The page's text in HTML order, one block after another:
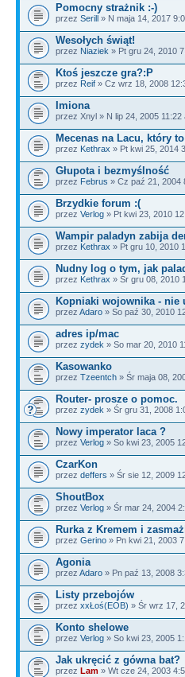
Pomocny strażnik :-)
przez Serill » N maja 14, 2017
Wesołych świąt!
przez Niaziek » Pt gru 24, 2010
Ktoś jeszcze gra?:P
przez Reif » Cz wrz 18, 2008
Imiona
przez Xnyl » N lip 24, 2005 11:22
Mecenas na Lacu, który
przez Kethrax » Pt kwi 25, 2014
Głupota i bezmyślność
przez Februs » Cz paź 21, 2004
Brzydkie forum :(
przez Verlog » Pt kwi 23, 2010
Wampir paladyn zabija
przez Kethrax » Pt gru 10, 2010
Nudny log o tym, jak
przez Kethrax » Śr gru 08, 2010
Kopniaki wojownika - nie
przez Adaro » So paź 30, 2010
adres ip/mac
przez zydek » So mar 20, 2010
Kasowanko
przez Tzeentch » Śr maja 08,
Router- prosze o pomoc.
przez zydek » Śr gru 31, 2008
Nowy imperator laca ?
przez Verlog » So kwi 23, 2005
CzarKon
przez deffers » Śr sie 12, 2009
ShoutBox
przez Verlog » Śr mar 24, 2004
Rurka z Kremem i
przez Gerino » Pn kwi 21, 2003
Agonia
przez Adaro » Pn paź 13, 2008
Listy przebojów
przez xxŁoś(EOB) » Śr wrz 17,
Konto shelowe
przez Verlog » So kwi 23, 2005
Jak ukręcić z gówna bat?
przez Lam » Wt cze 24, 2003